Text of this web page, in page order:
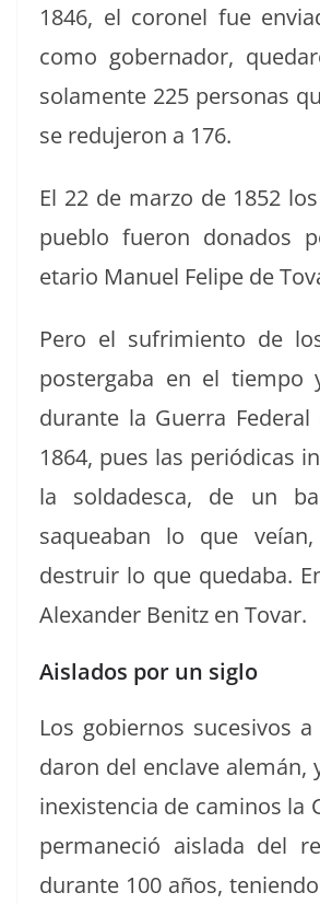
1846, el coro­nel fue
como gob­er­nador,
sola­mente 225 per­sonas
se redu­jeron a 176.
El 22 de mar­zo de 1852
pueblo fueron don­a­dos
etario Manuel Felipe de
Pero el sufrim­ien­to de
poster­ga­ba en el tiem­po
durante la Guer­ra
1864, pues las per­iódi­cas
la sol­dadesca, de un
saque­a­ban lo que
destru­ir lo que qued­a­ba.
Alexan­der Benitz en Tovar.
Aislados por un siglo
Los gob­ier­nos suce­sivos
daron del enclave alemán,
inex­is­ten­cia de caminos la
per­maneció ais­la­da del
durante 100 años,